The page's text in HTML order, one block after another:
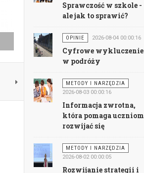
Sprawczość w szkole -
ale jak to sprawić?
OPINIE 2026-08-04 00:00:16
Cyfrowe wykluczenie
w podróży
METODY I NARZĘDZIA
2026-08-03 00:00:16
Informacja zwrotna,
która pomaga uczniom
rozwijać się
METODY I NARZĘDZIA
2026-08-02 00:00:05
Rozwijanie strategii i